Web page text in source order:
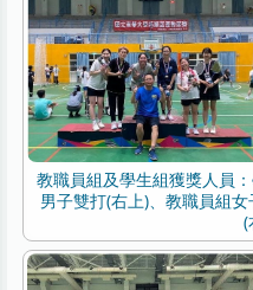
教職員組及學生組獲獎人員
男子雙打(右上)、教職員組
(